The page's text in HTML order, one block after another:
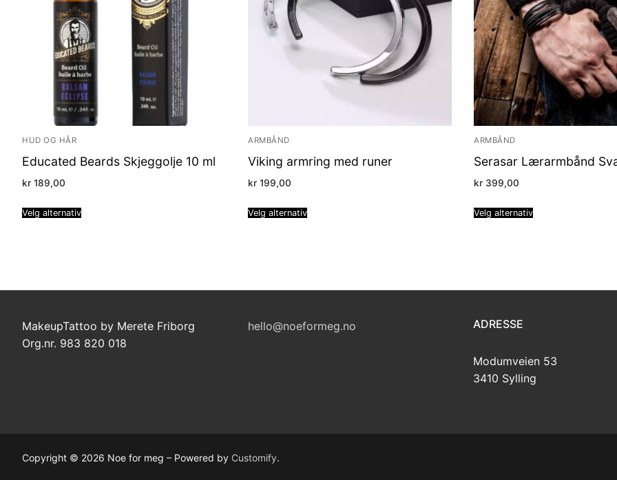
HUD OG HÅR
Educated Beards Skjeggolje 10 ml
kr 189,00
Velg alternativ
ARMBÅND
Viking armring med runer
kr 199,00
Velg alternativ
ARMBÅND
Serasar Lærarmbånd
kr 399,00
Velg alternativ
MakeupTattoo by Merete Friborg
Org.nr. 983 820 018
hello@noeformeg.no ADRESSE
Modumveien 53
3410 Sylling
Copyright © 2026 Noe for meg – Powered by Customify.